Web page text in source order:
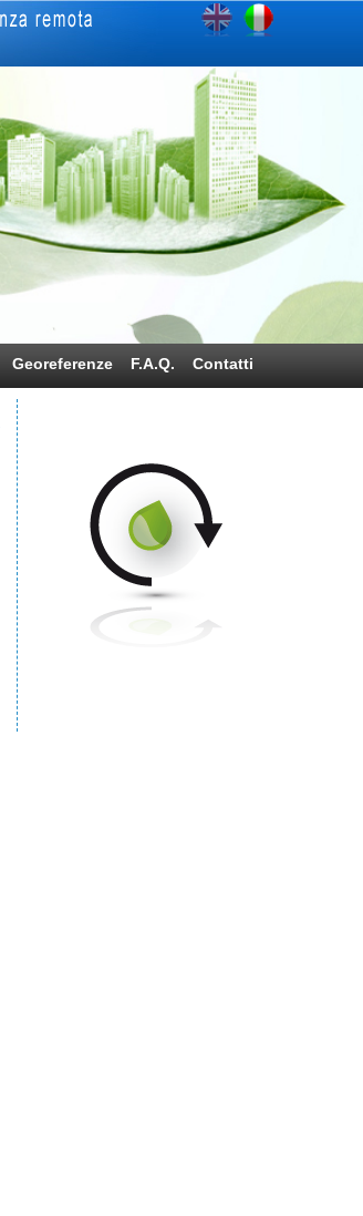
Georeferenze F.A.Q. Contatti